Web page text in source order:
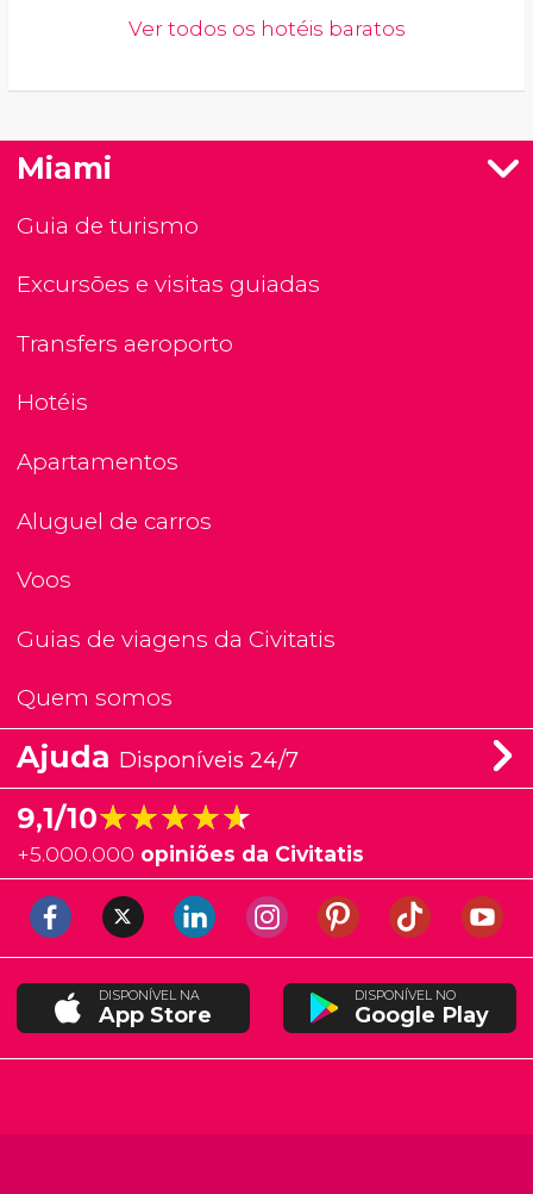
Ver todos os hotéis baratos
Miami
Guia de turismo
Excursões e visitas guiadas
Transfers aeroporto
Hotéis
Apartamentos
Aluguel de carros
Voos
Guias de viagens da Civitatis
Quem somos
Ajuda Disponíveis 24/7
9,1/10★★★★★
★★★★★
+5.000.000 opiniões da Civitatis
DISPONÍVEL NA
App Store
DISPONÍVEL NO
Google Play